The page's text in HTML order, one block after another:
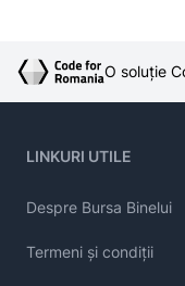
O soluție
LINKURI UTILE
Despre Bursa Binelui
Termeni și condiții